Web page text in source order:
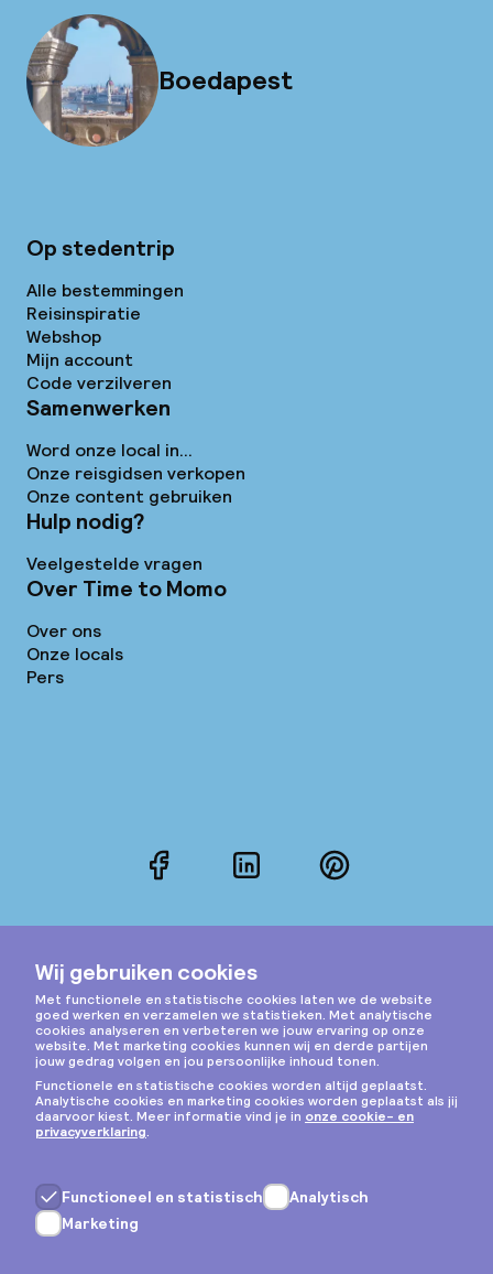
Boedapest
Op stedentrip
Alle bestemmingen
Reisinspiratie
Webshop
Mijn account
Code verzilveren
Samenwerken
Word onze local in...
Onze reisgidsen verkopen
Onze content gebruiken
Hulp nodig?
Veelgestelde vragen
Over Time to Momo
Over ons
Onze locals
Pers
FacebookLinkedInPinterest
Instagram
Privacy & cookies
Algemene voorwaarden